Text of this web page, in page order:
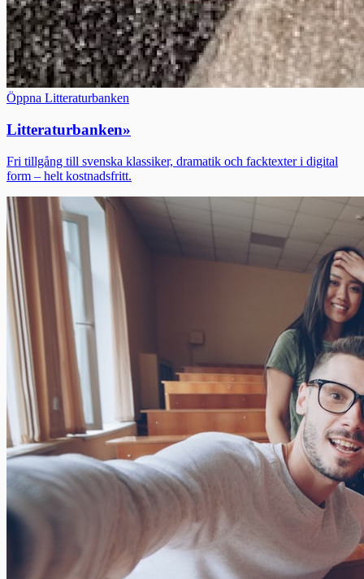
Öppna Litteraturbanken
Litteraturbanken»
Fri tillgång till svenska klassiker, dramatik och facktexter i digital
form – helt kostnadsfritt.